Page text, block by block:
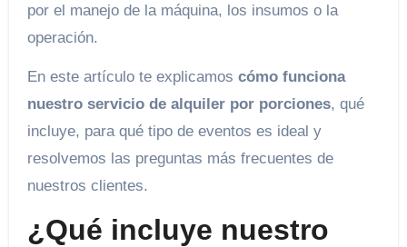
por el manejo de la máquina, los insumos o la
operación.
En este artículo te explicamos cómo funciona
nuestro servicio de alquiler por porciones, qué
incluye, para qué tipo de eventos es ideal y
resolvemos las preguntas más frecuentes de
nuestros clientes.
¿Qué incluye nuestro